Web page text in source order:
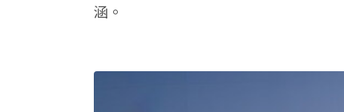
涵。